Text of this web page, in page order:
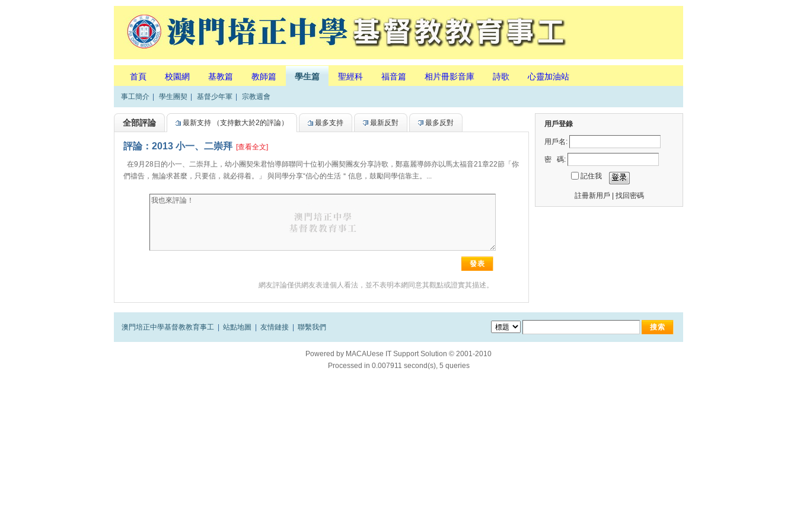
首頁 校園網 基教篇 教師篇 學生篇 聖經科 福音篇 相片冊影音庫 詩歌 心靈加油站
事工簡介 學生團契 基督少年軍 宗教週會
全部評論 最新支持 （支持數大於2的評論） 最多支持 最新反對 最多反對
評論：2013 小一、二崇拜 [查看全文]
在9月28日的小一、二崇拜上，幼小團契朱君怡導師聯同十位初小團契團友分享詩歌，鄭嘉麗導師亦以馬太福音21章22節「你
們禱告，無論求甚麼，只要信，就必得着。」 與同學分享“信心的生活＂信息，鼓勵同學信靠主。...
網友評論僅供網友表達個人看法，並不表明本網同意其觀點或證實其描述。
用戶登錄
用戶名:
密 碼:
記住我
註冊新用戶 找回密碼
澳門培正中學基督教教育事工 站點地圖 友情鏈接 聯繫我們
Powered by MACAUese IT Support Solution © 2001-2010
Processed in 0.007911 second(s), 5 queries